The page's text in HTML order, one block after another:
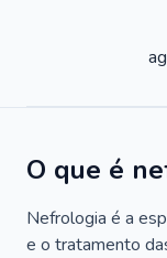
O que é
Nefrologia é a
e o tratamento